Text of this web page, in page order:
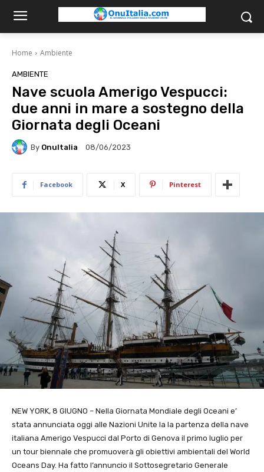
Home Ambiente
AMBIENTE
Nave scuola Amerigo Vespucci:
due anni in mare a sostegno della
Giornata degli Oceani
By OnuItalia 08/06/2023
Facebook X Pinterest
NEW YORK, 8 GIUGNO – Nella Giornata Mondiale degli Oceani e’
stata annunciata oggi alle Nazioni Unite la la partenza della nave
italiana Amerigo Vespucci dal Porto di Genova il primo luglio per
un tour biennale che promuoverà gli obiettivi ambientali del World
Oceans Day. Ha fatto l’annuncio il Sottosegretario Generale